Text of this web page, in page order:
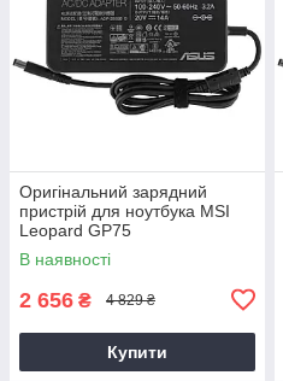
Оригінальний зарядний
пристрій для ноутбука MSI
Leopard GP75
В наявності
2 656 ₴ 4 829 ₴
Купити